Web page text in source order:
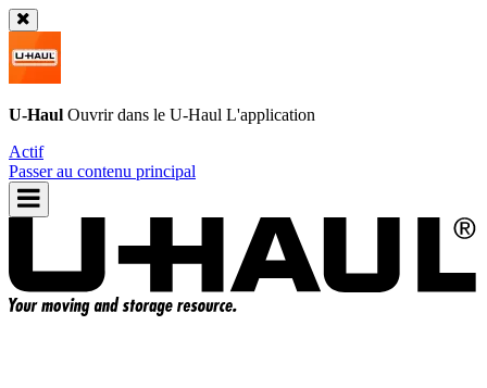
U-Haul Ouvrir dans le U-Haul L'application
Actif
Passer au contenu principal